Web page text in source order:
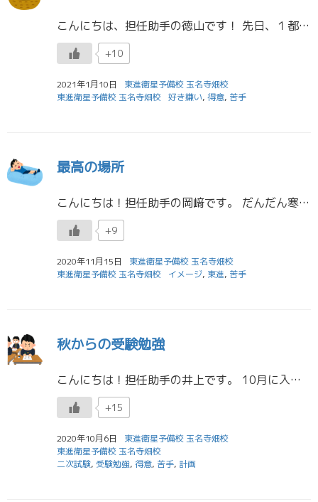
こんにちは、担任助手の徳山です！ 先日、１都３県に緊急事態宣言が発令されましたね。熊本でも１日の感染者が１００人を超えてしまいました。 共通テスト目前でこの状況はとても不安になりますが、３年生の皆さんがやることは変わりま […]
+10
2021年1月10日
東進衛星予備校 玉名寺畑校
東進衛星予備校 玉名寺畑校 好き嫌い, 得意, 苦手
最高の場所
こんにちは！担任助手の岡﨑です。 だんだん寒くなってきて、朝起きるのがつらくなってきましたね(´;ω;｀) コロナも再び感染拡大してきました。 皆さん、インフルエンザにもコロナにも気を付けて、頑張っていきましょう！ 東進 […]
+9
2020年11月15日
東進衛星予備校 玉名寺畑校
東進衛星予備校 玉名寺畑校
イメージ, 東進, 苦手
秋からの受験勉強
こんにちは！担任助手の井上です。 10月に入ってから少し経ちましたね。。 あと少しで大学入学共通テストまで100日を切ります。 勉強の調子はどうですか？ 計画的に取り組み、苦手分野を減らしていけるといいですね！ 秋からの […]
+15
2020年10月6日
東進衛星予備校 玉名寺畑校
東進衛星予備校 玉名寺畑校
二次試験, 受験勉強, 得意, 苦手, 計画